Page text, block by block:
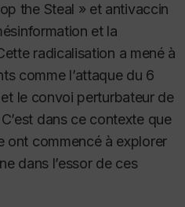
the Steal » et antivaccin
et la
radicalisation a mené à
comme l’attaque du 6
le convoi perturbateur de
dans ce contexte que
ont commencé à explorer
dans l’essor de ces